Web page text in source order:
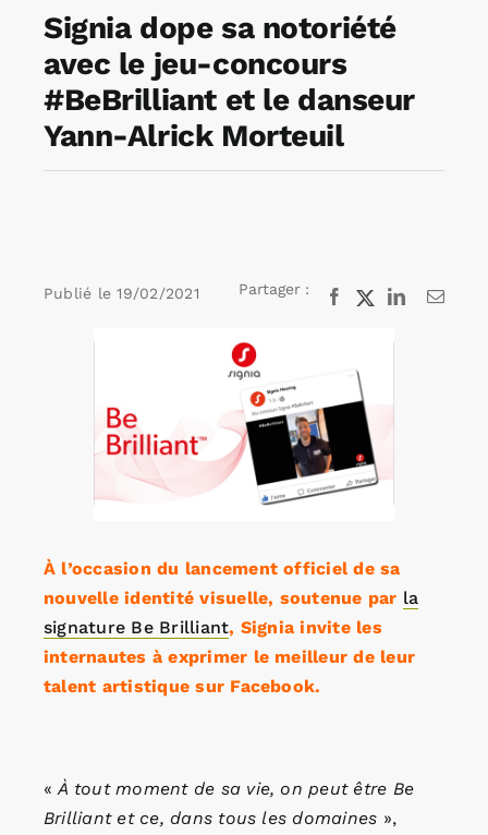
Agenda
Kiosque
Annonces emploi
Signia dope sa notoriété
avec le jeu-concours
#BeBrilliant et le danseur
Yann-Alrick Morteuil
Publié le 19/02/2021 Partager : Facebook
X LinkedInEmail
À l’occasion du lancement officiel de sa
nouvelle identité visuelle, soutenue par la
signature Be Brilliant, Signia invite les
internautes à exprimer le meilleur de leur
talent artistique sur Facebook.
«À tout moment de sa vie, on peut être Be
Brilliant et ce, dans tous les domaines »,